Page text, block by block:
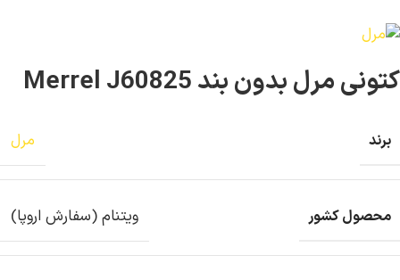
کتونی مرل بدون بند Merrel J60825
برند مرل
محصول کشور ویتنام (سفارش اروپا)